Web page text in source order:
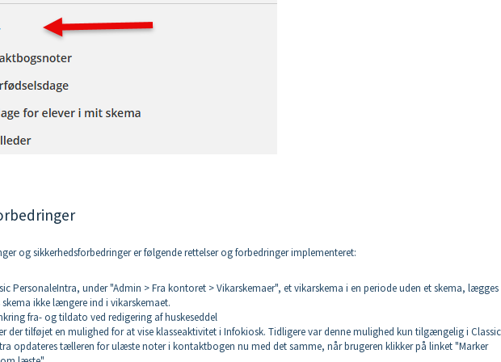
og sikkerhedsforbedringer er følgende rettelser og forbedringer implementeret:
PersonaleIntra, under "Admin > Fra kontoret > Vikarskemaer", et vikarskema i en periode uden et skema, lægges
ikke længere ind i vikarskemaet.
fra- og tildato ved redigering af huskeseddel
der tilføjet en mulighed for at vise klasseaktivitet i Infokiosk. Tidligere var denne mulighed kun tilgængelig i
opdateres tælleren for ulæste noter i kontaktbogen nu med det samme, når brugeren klikker på linket "Marker